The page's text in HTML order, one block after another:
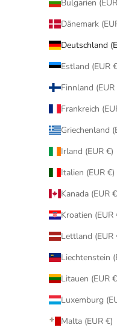
Bulgarien
Dänemark
Deutschland
Estland (EUR
Finnland (EUR
Frankreich
Griechenland
Irland (EUR €)
Italien (EUR €)
Kanada (EUR
Kroatien (EUR
Lettland (EUR
Liechtenstein
Litauen (EUR
Luxemburg
Malta (EUR €)